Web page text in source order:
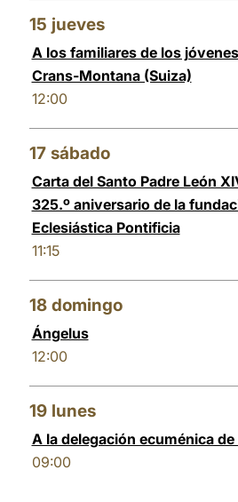
15 jueves
A los familiares de los
Crans-Montana (Suiza)
12:00
17 sábado
Carta del Santo Padre León
325.º aniversario de la
Eclesiástica Pontificia
11:15
18 domingo
Ángelus
12:00
19 lunes
A la delegación ecuménica de
09:00